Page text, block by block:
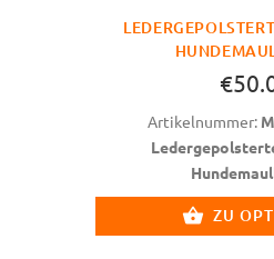
Artikelnummer:
ZU